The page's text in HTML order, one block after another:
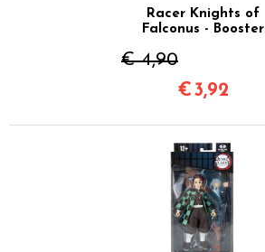
Racer Knights of
Falconus - Booster
€ 4,90
€3,92